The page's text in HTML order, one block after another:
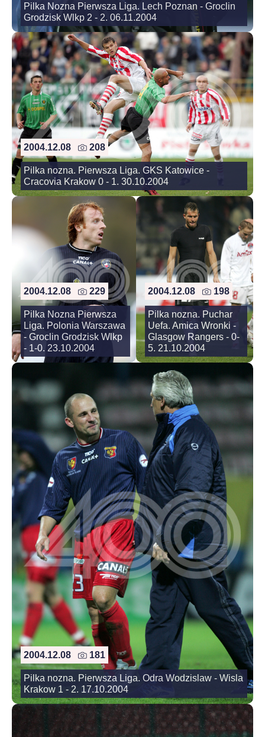
Pilka Nozna Pierwsza Liga. Lech Poznan - Groclin
Grodzisk Wlkp 2 - 2. 06.11.2004
2004.12.08 208
Pilka nozna. Pierwsza Liga. GKS Katowice -
Cracovia Krakow 0 - 1. 30.10.2004
2004.12.08 229
Pilka Nozna Pierwsza
Liga. Polonia Warszawa
- Groclin Grodzisk Wlkp
- 1-0. 23.10.2004
2004.12.08 198
Pilka nozna. Puchar
Uefa. Amica Wronki -
Glasgow Rangers - 0-
5. 21.10.2004
2004.12.08 181
Pilka nozna. Pierwsza Liga. Odra Wodzislaw - Wisla
Krakow 1 - 2. 17.10.2004